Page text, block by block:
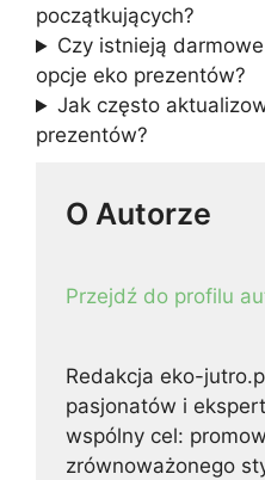
początkujących?
Czy istnieją
opcje eko prezentów?
Jak często
prezentów?
O Autorze
Przejdź do profilu
Redakcja eko-
pasjonatów i
wspólny cel:
zrównoważonego